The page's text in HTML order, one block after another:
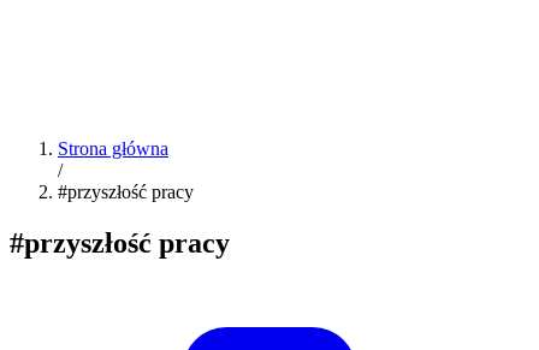
Strona główna
/
#przyszłość pracy
#przyszłość pracy